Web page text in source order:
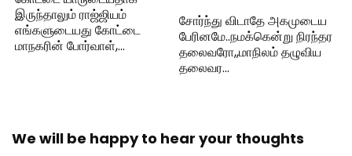
இருந்தாலும் ராஜ்ஜியம்
எங்களுடையது கோட்டை
மாநகரின் போர்வாள்,…
சோர்ந்து விடாதே அகமுடைய
பேரினமே..நமக்கென்று நிரந்தர
தலைவரோ,,மாநிலம் தழுவிய
தலைவர…
We will be happy to hear your thoughts